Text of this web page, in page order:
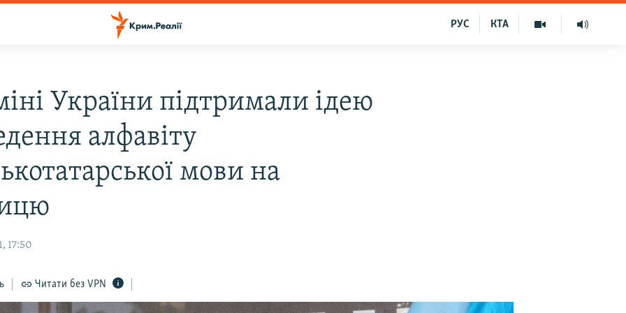
КТА
РУС
України підтримали ідею
алфавіту
мови на
17:50
Читати без VPN